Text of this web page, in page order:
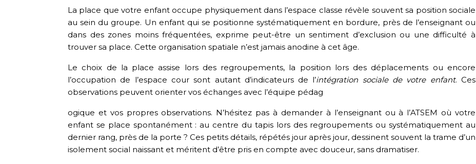
La place que votre enfant occupe physiquement dans l’espace classe révèle souvent sa position sociale
au sein du groupe. Un enfant qui se positionne systématiquement en bordure, près de l’enseignant ou
dans des zones moins fréquentées, exprime peut-être un sentiment d’exclusion ou une difficulté à
trouver sa place. Cette organisation spatiale n’est jamais anodine à cet âge.
Le choix de la place assise lors des regroupements, la position lors des déplacements ou encore
l’occupation de l’espace cour sont autant d’indicateurs de l’intégration sociale de votre enfant. Ces
observations peuvent orienter vos échanges avec l’équipe pédag
ogique et vos propres observations. N’hésitez pas à demander à l’enseignant ou à l’ATSEM où votre
enfant se place spontanément : au centre du tapis lors des regroupements ou systématiquement au
dernier rang, près de la porte ? Ces petits détails, répétés jour après jour, dessinent souvent la trame d’un
isolement social naissant et méritent d’être pris en compte avec douceur, sans dramatiser.